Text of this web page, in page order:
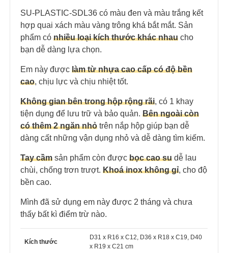
SU-PLASTIC-SDL36 có màu đen và màu trắng kết
hợp quai xách màu vàng trông khá bắt mắt. Sản
phẩm có nhiều loại kích thước khác nhau cho
bạn dễ dàng lựa chọn.
Em này được làm từ nhựa cao cấp có độ bền
cao, chịu lực và chịu nhiệt tốt.
Không gian bên trong hộp rộng rãi, có 1 khay
tiện dụng để lưu trữ và bảo quản. Bên ngoài còn
có thêm 2 ngăn nhỏ trên nắp hộp giúp bạn dễ
dàng cất những vận dụng nhỏ và dễ dàng tìm kiếm.
Tay cầm sản phẩm còn được bọc cao su dễ lau
chùi, chống trơn trượt. Khoá inox không gỉ, cho độ
bền cao.
Mình đã sử dụng em này được 2 tháng và chưa
thấy bất kì điểm trừ nào.
Kích thước
D31 x R16 x C12, D36 x R18 x C19, D40
x R19 x C21 cm